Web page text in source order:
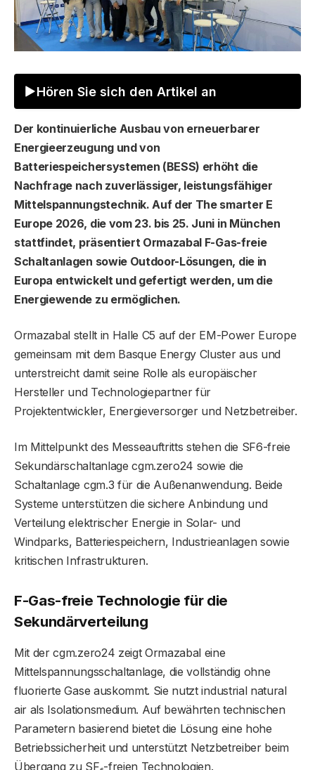
Hören Sie sich den Artikel an
Der kontinuierliche Ausbau von erneuerbarer
Energieerzeugung und von
Batteriespeichersystemen (BESS) erhöht die
Nachfrage nach zuverlässiger, leistungsfähiger
Mittelspannungstechnik. Auf der The smarter E
Europe 2026, die vom 23. bis 25. Juni in München
stattfindet, präsentiert Ormazabal F-Gas-freie
Schaltanlagen sowie Outdoor-Lösungen, die in
Europa entwickelt und gefertigt werden, um die
Energiewende zu ermöglichen.
Ormazabal stellt in Halle C5 auf der EM-Power Europe
gemeinsam mit dem Basque Energy Cluster aus und
unterstreicht damit seine Rolle als europäischer
Hersteller und Technologiepartner für
Projektentwickler, Energieversorger und Netzbetreiber.
Im Mittelpunkt des Messeauftritts stehen die SF6-freie
Sekundärschaltanlage cgm.zero24 sowie die
Schaltanlage cgm.3 für die Außenanwendung. Beide
Systeme unterstützen die sichere Anbindung und
Verteilung elektrischer Energie in Solar- und
Windparks, Batteriespeichern, Industrieanlagen sowie
kritischen Infrastrukturen.
F-Gas-freie Technologie für die
Sekundärverteilung
Mit der cgm.zero24 zeigt Ormazabal eine
Mittelspannungsschaltanlage, die vollständig ohne
fluorierte Gase auskommt. Sie nutzt industrial natural
air als Isolationsmedium. Auf bewährten technischen
Parametern basierend bietet die Lösung eine hohe
Betriebssicherheit und unterstützt Netzbetreiber beim
Übergang zu SF₆-freien Technologien.